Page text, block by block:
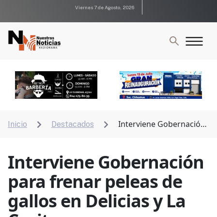
Viernes 7 de Agosto, 2026
Inicio  Destacados 
Interviene Gobernación
Interviene Gobernación
para frenar peleas de
gallos en Delicias y La